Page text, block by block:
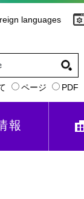
languages
ページ PDF
報